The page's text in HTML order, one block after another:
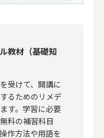
教材（基礎知
受けて、開講に
るためのリメデ
す。学習に必要
料の補習科目
作方法や用語を